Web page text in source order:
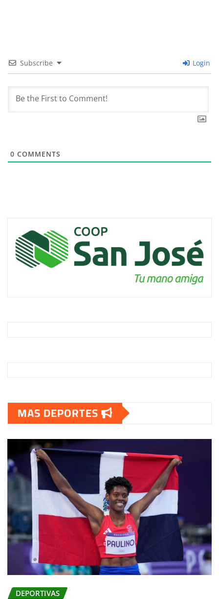
Subscribe Login
0 COMMENTS
MAS DEPORTES
DEPORTIVAS